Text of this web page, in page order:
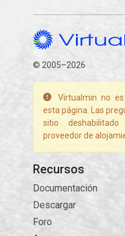
© 2005–2026
Virtualmin no
esta página. Las
sitio
proveedor de
Recursos
Documentación
Descargar
Foro